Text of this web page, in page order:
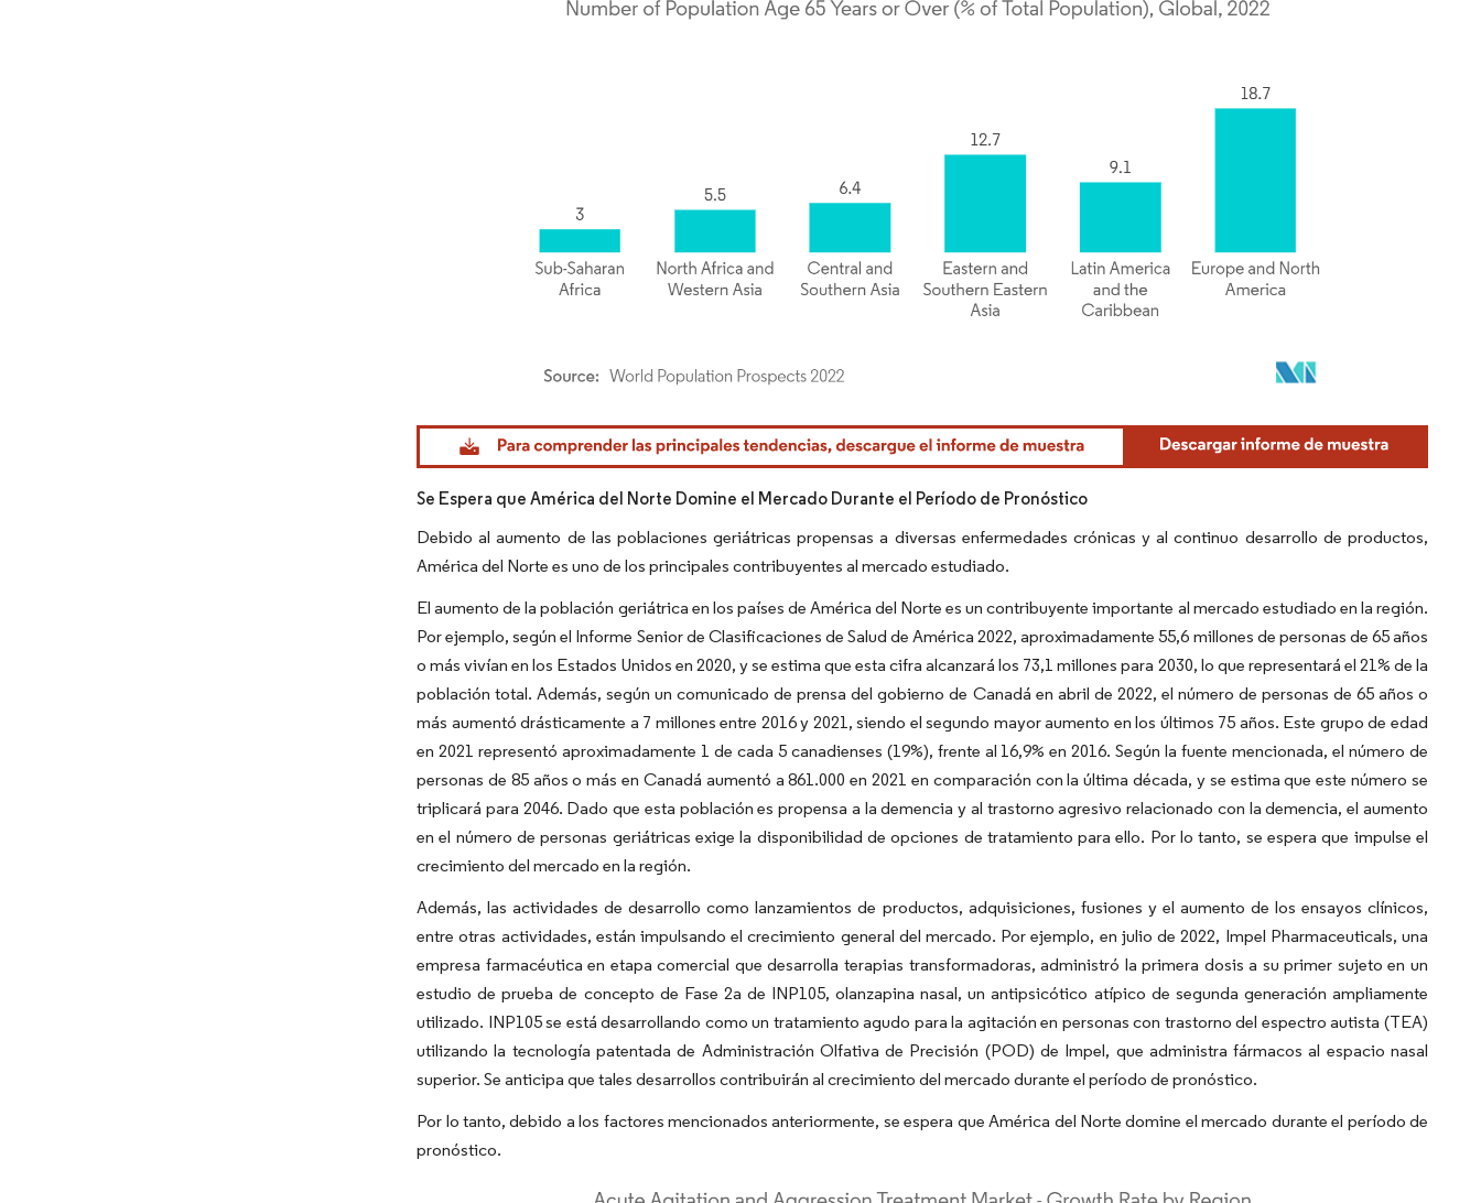
Imagen © Mordor Intelligence. El uso requiere atribución según CC BY 4.0.
Se Espera que América del Norte Domine el Mercado Durante el Período de Pronóstico
Debido al aumento de las poblaciones geriátricas propensas a diversas enfermedades crónicas y al continuo desarrollo de productos,
América del Norte es uno de los principales contribuyentes al mercado estudiado.
El aumento de la población geriátrica en los países de América del Norte es un contribuyente importante al mercado estudiado en la región.
Por ejemplo, según el Informe Senior de Clasificaciones de Salud de América 2022, aproximadamente 55,6 millones de personas de 65 años
o más vivían en los Estados Unidos en 2020, y se estima que esta cifra alcanzará los 73,1 millones para 2030, lo que representará el 21% de la
población total. Además, según un comunicado de prensa del gobierno de Canadá en abril de 2022, el número de personas de 65 años o
más aumentó drásticamente a 7 millones entre 2016 y 2021, siendo el segundo mayor aumento en los últimos 75 años. Este grupo de edad
en 2021 representó aproximadamente 1 de cada 5 canadienses (19%), frente al 16,9% en 2016. Según la fuente mencionada, el número de
personas de 85 años o más en Canadá aumentó a 861.000 en 2021 en comparación con la última década, y se estima que este número se
triplicará para 2046. Dado que esta población es propensa a la demencia y al trastorno agresivo relacionado con la demencia, el aumento
en el número de personas geriátricas exige la disponibilidad de opciones de tratamiento para ello. Por lo tanto, se espera que impulse el
crecimiento del mercado en la región.
Además, las actividades de desarrollo como lanzamientos de productos, adquisiciones, fusiones y el aumento de los ensayos clínicos,
entre otras actividades, están impulsando el crecimiento general del mercado. Por ejemplo, en julio de 2022, Impel Pharmaceuticals, una
empresa farmacéutica en etapa comercial que desarrolla terapias transformadoras, administró la primera dosis a su primer sujeto en un
estudio de prueba de concepto de Fase 2a de INP105, olanzapina nasal, un antipsicótico atípico de segunda generación ampliamente
utilizado. INP105 se está desarrollando como un tratamiento agudo para la agitación en personas con trastorno del espectro autista (TEA)
utilizando la tecnología patentada de Administración Olfativa de Precisión (POD) de Impel, que administra fármacos al espacio nasal
superior. Se anticipa que tales desarrollos contribuirán al crecimiento del mercado durante el período de pronóstico.
Por lo tanto, debido a los factores mencionados anteriormente, se espera que América del Norte domine el mercado durante el período de
pronóstico.